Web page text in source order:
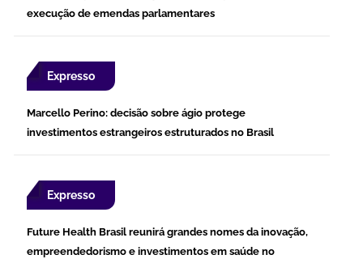
execução de emendas parlamentares
Expresso
Marcello Perino: decisão sobre ágio protege
investimentos estrangeiros estruturados no Brasil
Expresso
Future Health Brasil reunirá grandes nomes da inovação,
empreendedorismo e investimentos em saúde no